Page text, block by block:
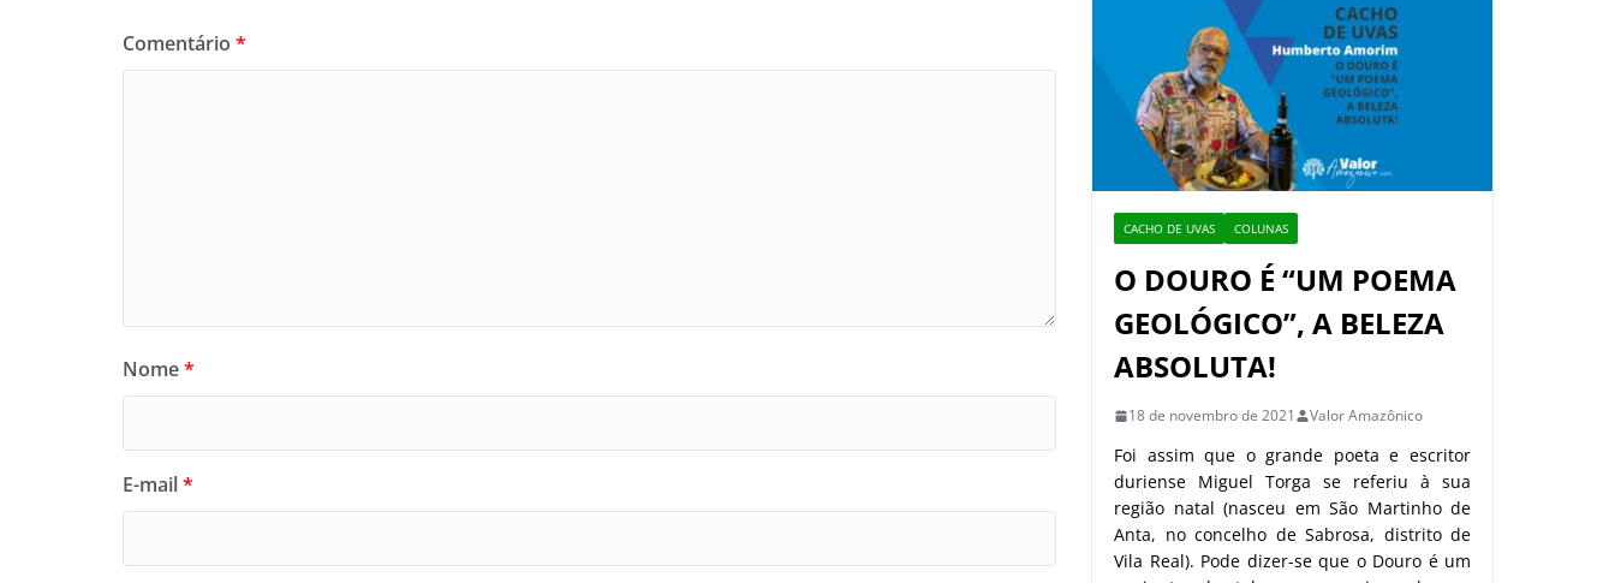
Comentário *
Nome*
E-mail*
CACHO DE UVAS COLUNAS
O DOURO É “UM POEMA
GEOLÓGICO”, A BELEZA
ABSOLUTA!
18 de novembro de 2021 Valor Amazônico
Foi assim que o grande poeta e escritor
duriense Miguel Torga se referiu à sua
região natal (nasceu em São Martinho de
Anta, no concelho de Sabrosa, distrito de
Vila Real). Pode dizer-se que o Douro é um